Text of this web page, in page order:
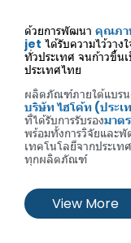
ด้วยการพัฒนา คุณภา
jet ได้รับความไว้วาง
ทั่วประเทศ จนก้าวขึ้น
ประเทศไทย
ผลิตภัณฑ์ภายใต้แบร
บริษัท ไฮโค้ท (ประ
ที่ได้รับการรับรองมาต
พร้อมทั้งการวิจัยแล
เทคโนโลยีจากประเ
ทุกผลิตภัณฑ์
View More